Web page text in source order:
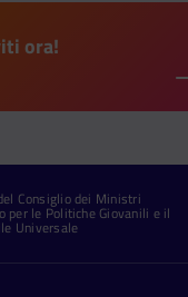
ora!
Consiglio dei Ministri
per le Politiche Giovanili e il
Universale